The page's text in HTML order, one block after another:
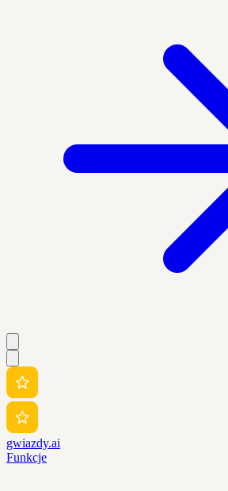
gwiazdy.ai
Funkcje